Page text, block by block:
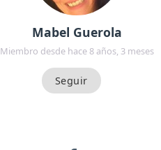
Mabel Guerola
Miembro desde hace 8 años, 3 meses